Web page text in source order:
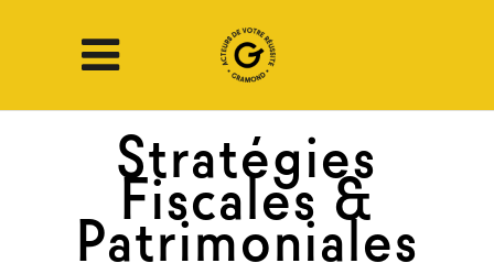
Stratégies
Fiscales &
Patrimoniales